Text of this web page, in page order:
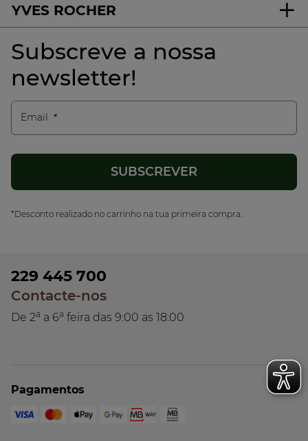
YVES ROCHER
Subscreve a nossa
newsletter!
Email
*Desconto realizado no carrinho na tua primeira compra.
229 445 700
Contacte-nos
De 2a a 6a feira das 9:00 as 18:00
Pagamentos